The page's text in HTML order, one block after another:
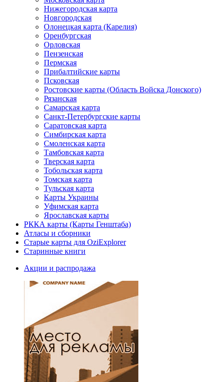
Нижегородская карта
Новгородская
Олонецкая карта (Карелия)
Оренбургская
Орловская
Пензенская
Пермская
Прибалтийские карты
Псковская
Ростовские карты (Область Войска Донского)
Рязанская
Самарская карта
Санкт-Петербургские карты
Саратовская карта
Симбирская карта
Смоленская карта
Тамбовская карта
Тверская карта
Тобольская карта
Томская карта
Тульская карта
Карты Украины
Уфимская карта
Ярославская карты
РККА карты (Карты Генштаба)
Атласы и сборники
Старые карты для OziExplorer
Старинные книги
Акции и распродажа